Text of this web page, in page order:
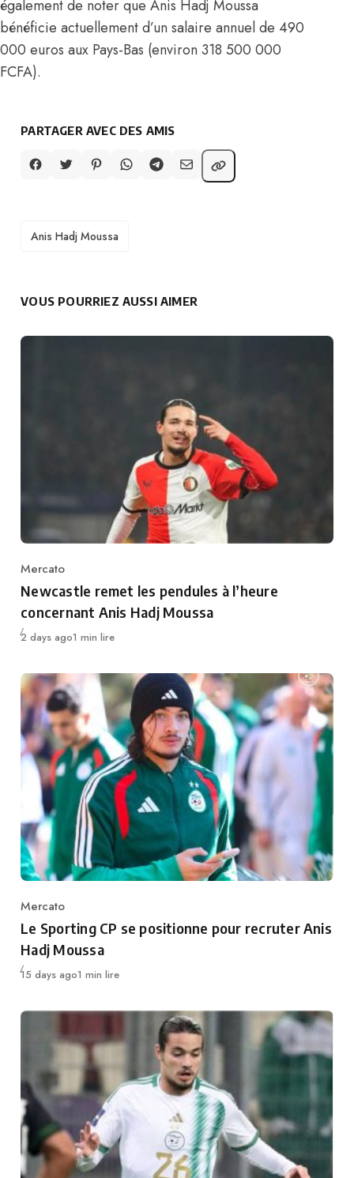
également de noter que Anis Hadj Moussa
bénéficie actuellement d’un salaire annuel de 490
000 euros aux Pays-Bas (environ 318 500 000
FCFA).
PARTAGER AVEC DES AMIS
TAGS
Anis Hadj Moussa
VOUS POURRIEZ AUSSI AIMER
Category
Mercato
Newcastle remet les pendules à l’heure
concernant Anis Hadj Moussa
Publié
2 days ago1 min lire
Category
Mercato
Le Sporting CP se positionne pour recruter Anis
Hadj Moussa
Publié
15 days ago1 min lire